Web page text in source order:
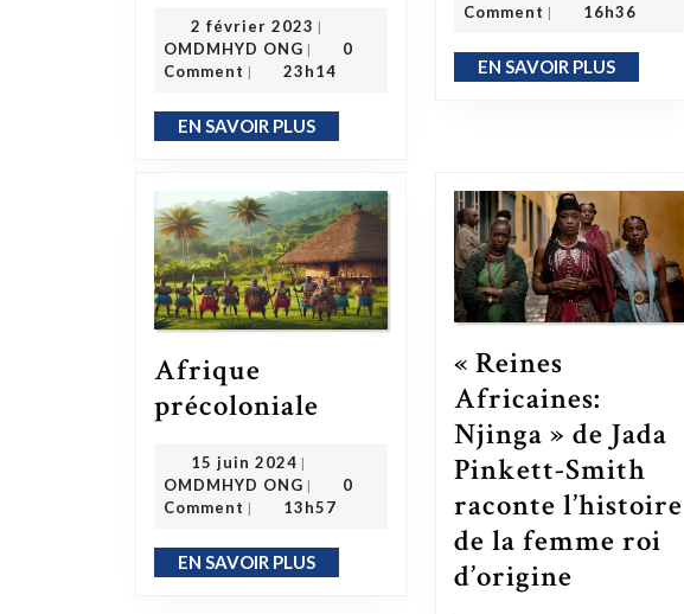
2 février 2023 2 février 2023
|
OMDMHYD ONG
OMDMHYD ONG
|
0
Comment | 23h14
EN SAVOIR PLUSEN SAVOIR PLUS
Comment | 16h36
EN SAVOIR PLUSEN SAVOIR PLUS
Afrique
précoloniale Afrique précoloniale
15 juin 2024 15 juin 2024
|
OMDMHYD ONG
OMDMHYD ONG
|
0
Comment | 13h57
EN SAVOIR PLUSEN SAVOIR PLUS
« Reines
Africaines:
Njinga » de Jada
Pinkett-Smith
raconte l’histoire
de la femme roi
d’origine